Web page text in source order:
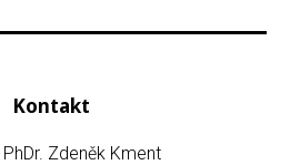
Kontakt
PhDr. Zdeněk Kment